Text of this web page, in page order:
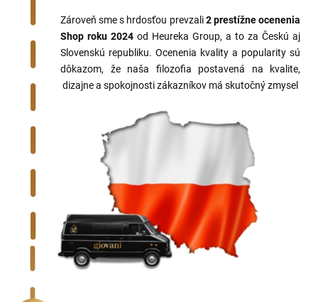
Zároveň sme s hrdosťou prevzali2 prestížne ocenenia
Shop roku 2024 od Heureka Group, a to za Českú aj
Slovenskú republiku. Ocenenia kvality a popularity sú
dôkazom, že naša filozofia postavená na kvalite,
dizajne a spokojnosti zákazníkov má skutočný zmysel